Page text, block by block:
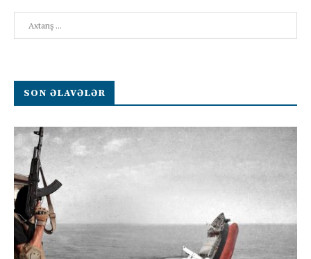
SON ƏLAVƏLƏR